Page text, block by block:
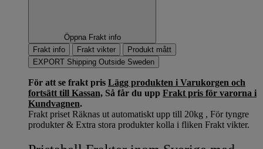
Öppna Frakt info
Frakt info
Frakt vikter
Produkt mått
EXPORT Shipping Outside Sweden
För att se frakt pris Lägg produkten i Varukorgen och
fortsätt till Kassan, Så får du upp Frakt pris för varorna i
Kundvagnen.
Frakt priset Räknas ut automatiskt upp till 20kg , För tyngre
produkter & Extra stora produkter kolla i fliken Frakt vikter.